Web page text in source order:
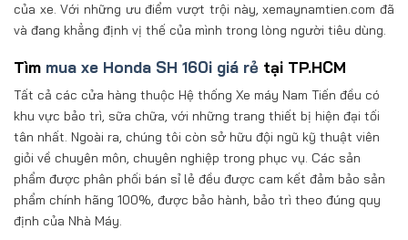
của xe. Với những ưu điểm vượt trội này, xemaynamtien.com đã
và đang khẳng định vị thế của mình trong lòng người tiêu dùng.
Tìm mua xe Honda SH 160i giá rẻ tại TP.HCM
Tất cả các cửa hàng thuộc Hệ thống Xe máy Nam Tiến đều có
khu vực bảo trì, sữa chữa, với những trang thiết bị hiện đại tối
tân nhất. Ngoài ra, chúng tôi còn sở hữu đội ngũ kỹ thuật viên
giỏi về chuyên môn, chuyên nghiệp trong phục vụ. Các sản
phẩm được phân phối bán sỉ lẻ đều được cam kết đảm bảo sản
phẩm chính hãng 100%, được bảo hành, bảo trì theo đúng quy
định của Nhà Máy.